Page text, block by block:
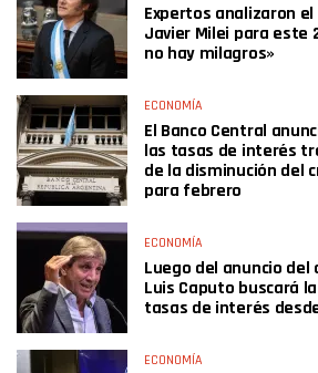
Expertos analizaron
Javier Milei para este
no hay milagros»
ECONOMÍA
El Banco Central
las tasas de interés
de la disminución del
para febrero
ECONOMÍA
Luego del anuncio del
Luis Caputo buscará
tasas de interés
ECONOMÍA